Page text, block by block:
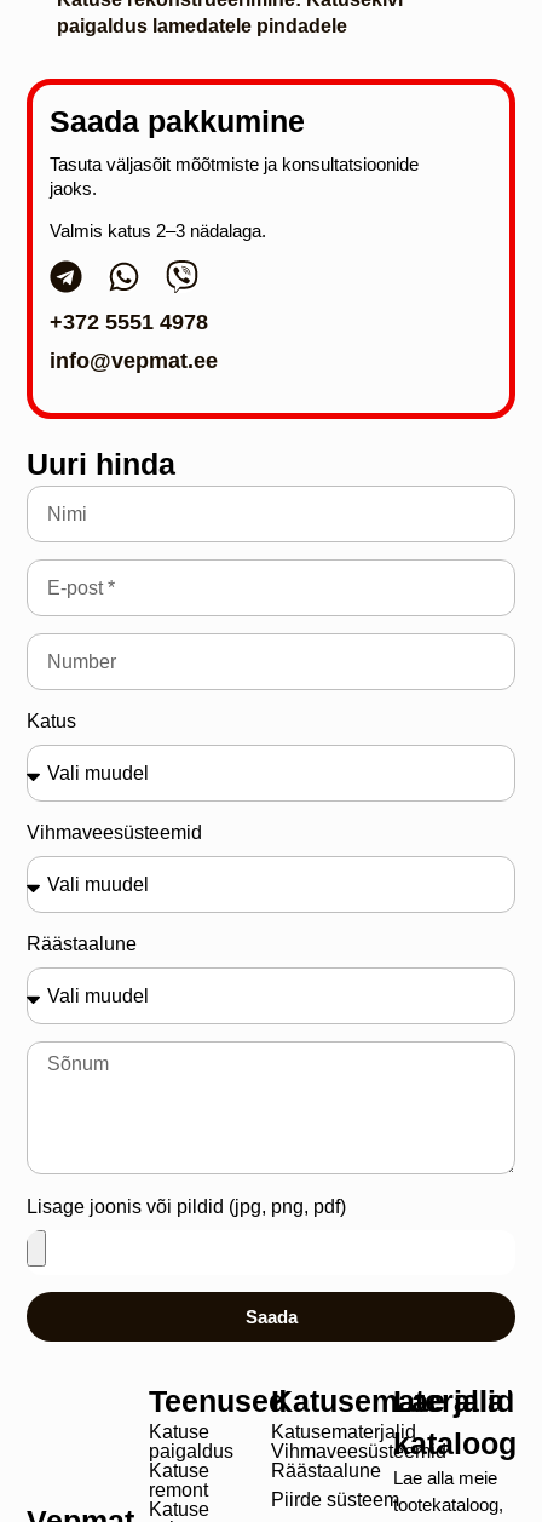
paigaldus lamedatele pindadele
Saada pakkumine
Tasuta väljasõit mõõtmiste ja konsultatsioonide
jaoks.
Valmis katus 2–3 nädalaga.
+372 5551 4978
info@vepmat.ee
Uuri hinda
Katus
Vihmaveesüsteemid
Räästaalune
Lisage joonis või pildid (jpg, png, pdf)
Saada
Teenused
Katuse
paigaldus
Katuse
remont
Katuse
Katusematerjalid
Katusematerjalid
Vihmaveesüsteemid
Räästaalune
Piirde süsteem
Lae alla
kataloog
Lae alla meie
tootekataloog,